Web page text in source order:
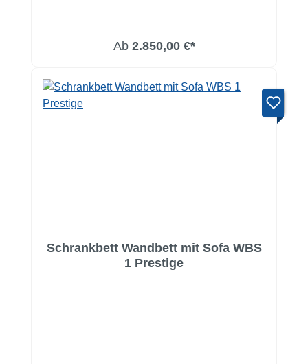
Ab 2.850,00 €*
Schrankbett Wandbett mit Sofa WBS
1 Prestige